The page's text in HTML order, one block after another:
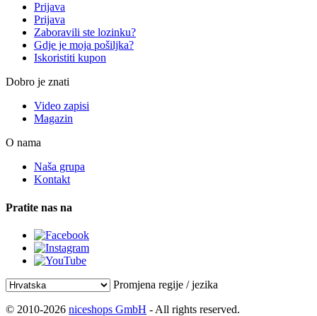
Prijava
Prijava
Zaboravili ste lozinku?
Gdje je moja pošiljka?
Iskoristiti kupon
Dobro je znati
Video zapisi
Magazin
O nama
Naša grupa
Kontakt
Pratite nas na
Promjena regije / jezika
© 2010-2026 niceshops GmbH - All rights reserved.